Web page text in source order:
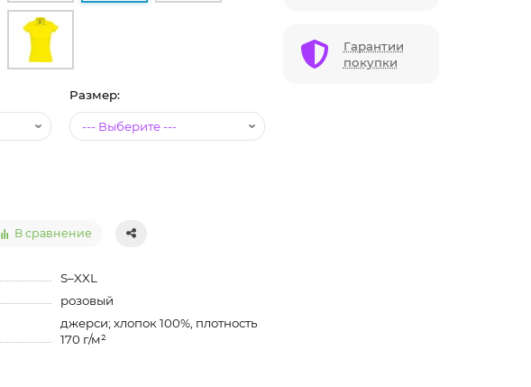
Размер:
В сравнение
S–XXL
розовый
джерси; хлопок 100%, плотность
170 г/м²
Гарантии
покупки